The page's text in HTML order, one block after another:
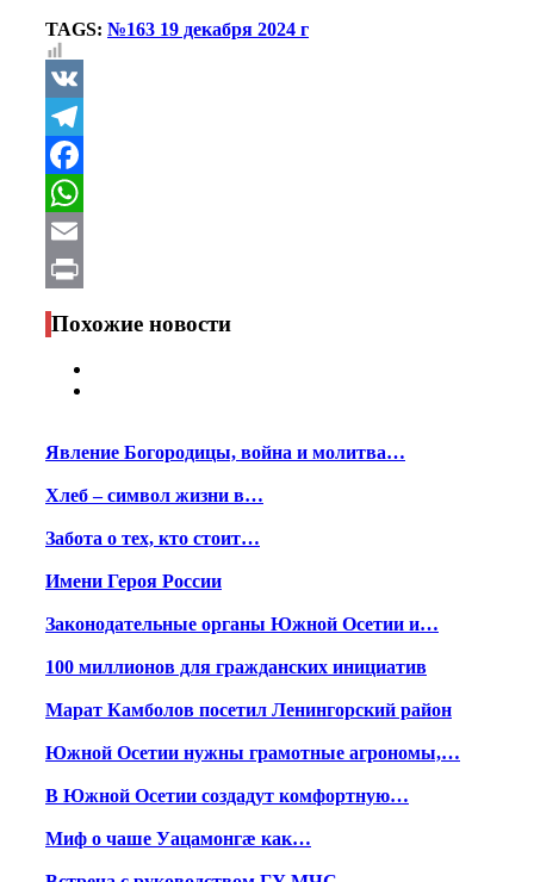
TAGS: №163 19 декабря 2024 г
VK
Telegram
Facebook
WhatsApp
Email
Print
Похожие новости
Явление Богородицы, война и молитва…
Хлеб – символ жизни в…
Забота о тех, кто стоит…
Имени Героя России
Законодательные органы Южной Осетии и…
100 миллионов для гражданских инициатив
Марат Камболов посетил Ленингорский район
Южной Осетии нужны грамотные агрономы,…
В Южной Осетии создадут комфортную…
Миф о чаше Уацамонгæ как…